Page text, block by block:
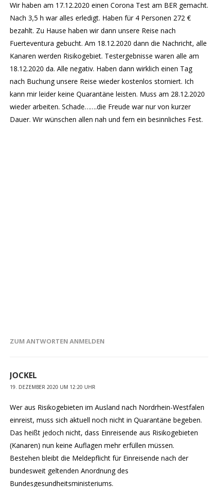
Wir haben am 17.12.2020 einen Corona Test am BER gemacht.
Nach 3,5 h war alles erledigt. Haben für 4 Personen 272 €
bezahlt. Zu Hause haben wir dann unsere Reise nach
Fuerteventura gebucht. Am 18.12.2020 dann die Nachricht, alle
Kanaren werden Risikogebiet. Testergebnisse waren alle am
18.12.2020 da. Alle negativ. Haben dann wirklich einen Tag
nach Buchung unsere Reise wieder kostenlos storniert. Ich
kann mir leider keine Quarantäne leisten. Muss am 28.12.2020
wieder arbeiten. Schade…….die Freude war nur von kurzer
Dauer. Wir wünschen allen nah und fern ein besinnliches Fest.
ZUM ANTWORTEN ANMELDEN
JOCKEL
19. DEZEMBER 2020 UM 12:20 UHR
Wer aus Risikogebieten im Ausland nach Nordrhein-Westfalen
einreist, muss sich aktuell noch nicht in Quarantäne begeben.
Das heißt jedoch nicht, dass Einreisende aus Risikogebieten
(Kanaren) nun keine Auflagen mehr erfüllen müssen.
Bestehen bleibt die Meldepflicht für Einreisende nach der
bundesweit geltenden Anordnung des
Bundesgesundheitsministeriums.